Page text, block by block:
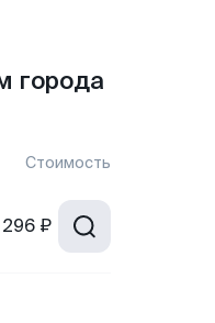
города
Стоимость
₽